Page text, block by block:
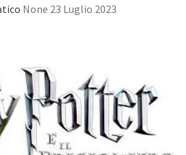
None 23 Luglio 2023